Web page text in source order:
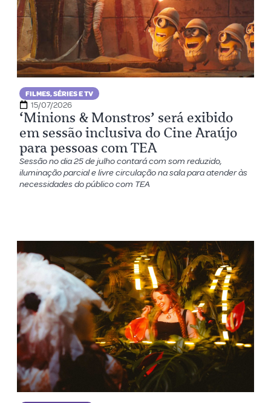
FILMES, SÉRIES E TV
15/07/2026
‘Minions & Monstros’ será exibido
em sessão inclusiva do Cine Araújo
para pessoas com TEA
Sessão no dia 25 de julho contará com som reduzido,
iluminação parcial e livre circulação na sala para atender às
necessidades do público com TEA